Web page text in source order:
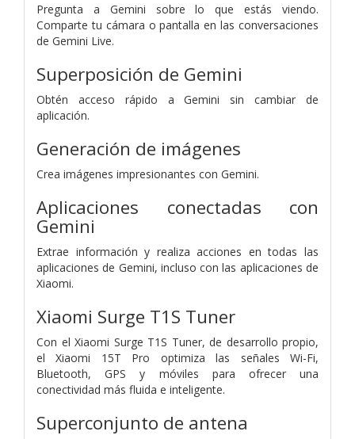
Pregunta a Gemini sobre lo que estás viendo.
Comparte tu cámara o pantalla en las conversaciones
de Gemini Live.
Superposición de Gemini
Obtén acceso rápido a Gemini sin cambiar de
aplicación.
Generación de imágenes
Crea imágenes impresionantes con Gemini.
Aplicaciones conectadas con
Gemini
Extrae información y realiza acciones en todas las
aplicaciones de Gemini, incluso con las aplicaciones de
Xiaomi.
Xiaomi Surge T1S Tuner
Con el Xiaomi Surge T1S Tuner, de desarrollo propio,
el Xiaomi 15T Pro optimiza las señales Wi-Fi,
Bluetooth, GPS y móviles para ofrecer una
conectividad más fluida e inteligente.
Superconjunto de antena